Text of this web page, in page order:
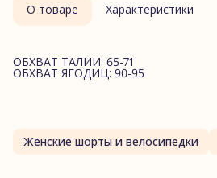
О товаре Характеристики
ОБХВАТ ТАЛИИ: 65-71
ОБХВАТ ЯГОДИЦ: 90-95
Женские шорты и велосипедки